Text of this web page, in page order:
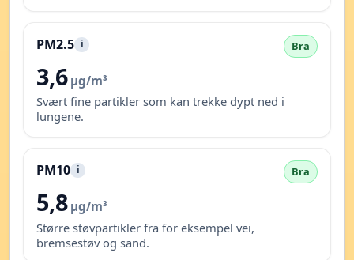
PM2.5 i Bra
3,6 µg/m³
Svært fine partikler som kan trekke dypt ned i
lungene.
PM10 i Bra
5,8 µg/m³
Større støvpartikler fra for eksempel vei,
bremsestøv og sand.